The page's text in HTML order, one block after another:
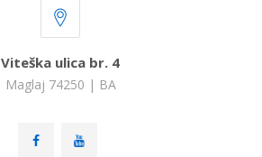
Viteška ulica br. 4
Maglaj 74250 | BA